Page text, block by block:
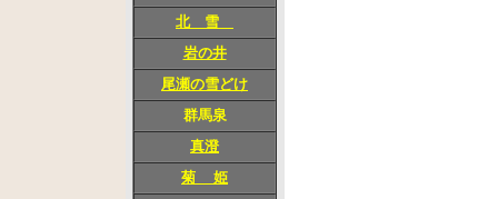
北 雪
岩の井
尾瀬の雪どけ
群馬泉
真澄
菊 姫